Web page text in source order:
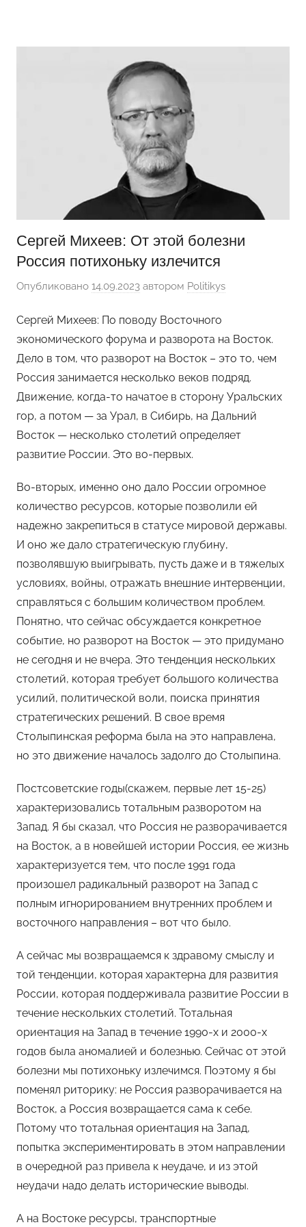
содержимому
Сергей Михеев: От этой болезни
Россия потихоньку излечится
Опубликовано 14.09.2023 автором Politikys
Сергей Михеев: По поводу Восточного
экономического форума и разворота на Восток.
Дело в том, что разворот на Восток – это то, чем
Россия занимается несколько веков подряд.
Движение, когда-то начатое в сторону Уральских
гор, а потом — за Урал, в Сибирь, на Дальний
Восток — несколько столетий определяет
развитие России. Это во-первых.
Во-вторых, именно оно дало России огромное
количество ресурсов, которые позволили ей
надежно закрепиться в статусе мировой державы.
И оно же дало стратегическую глубину,
позволявшую выигрывать, пусть даже и в тяжелых
условиях, войны, отражать внешние интервенции,
справляться с большим количеством проблем.
Понятно, что сейчас обсуждается конкретное
событие, но разворот на Восток — это придумано
не сегодня и не вчера. Это тенденция нескольких
столетий, которая требует большого количества
усилий, политической воли, поиска принятия
стратегических решений. В свое время
Столыпинская реформа была на это направлена,
но это движение началось задолго до Столыпина.
Постсоветские годы(скажем, первые лет 15-25)
характеризовались тотальным разворотом на
Запад. Я бы сказал, что Россия не разворачивается
на Восток, а в новейшей истории Россия, ее жизнь
характеризуется тем, что после 1991 года
произошел радикальный разворот на Запад с
полным игнорированием внутренних проблем и
восточного направления – вот что было.
А сейчас мы возвращаемся к здравому смыслу и
той тенденции, которая характерна для развития
России, которая поддерживала развитие России в
течение нескольких столетий. Тотальная
ориентация на Запад в течение 1990-х и 2000-х
годов была аномалией и болезнью. Сейчас от этой
болезни мы потихоньку излечимся. Поэтому я бы
поменял риторику: не Россия разворачивается на
Восток, а Россия возвращается сама к себе.
Потому что тотальная ориентация на Запад,
попытка экспериментировать в этом направлении
в очередной раз привела к неудаче, и из этой
неудачи надо делать исторические выводы.
А на Востоке ресурсы, транспортные